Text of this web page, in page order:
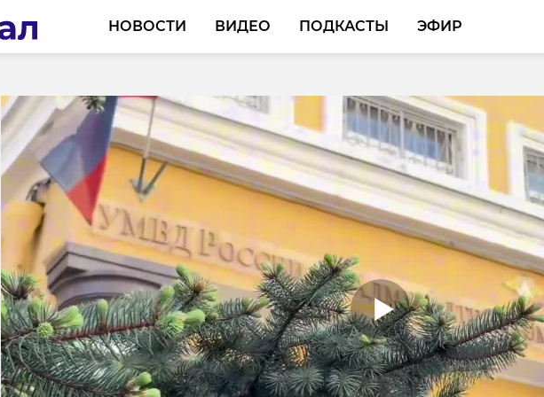
НОВОСТИ ВИДЕО ПОДКАСТЫ ЭФИР
В Ленобласти начала
плодоносить пушица
влагалищная
25 мая, 07:37